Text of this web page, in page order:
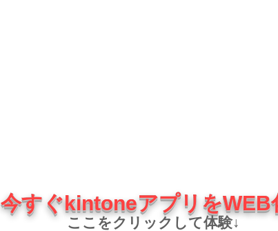
今すぐkintoneアプリをWEB
ここをクリックして体験↓